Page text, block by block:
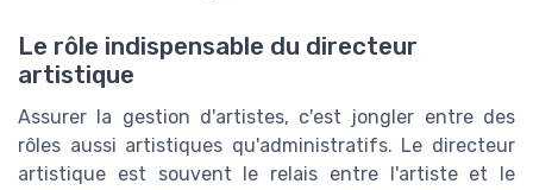
Le rôle indispensable du directeur
artistique
Assurer la gestion d'artistes, c'est jongler entre des
rôles aussi artistiques qu'administratifs. Le directeur
artistique est souvent le relais entre l'artiste et le